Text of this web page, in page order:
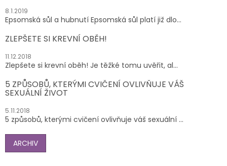
8.1.2019
Epsomská sůl a hubnutí Epsomská sůl platí již dlo...
ZLEPŠETE SI KREVNÍ OBĚH!
11.12.2018
Zlepšete si krevní oběh! Je těžké tomu uvěřit, al...
5 ZPŮSOBŮ, KTERÝMI CVIČENÍ OVLIVŇUJE VÁŠ
SEXUÁLNÍ ŽIVOT
5.11.2018
5 způsobů, kterými cvičení ovlivňuje váš sexuální ...
ARCHIV